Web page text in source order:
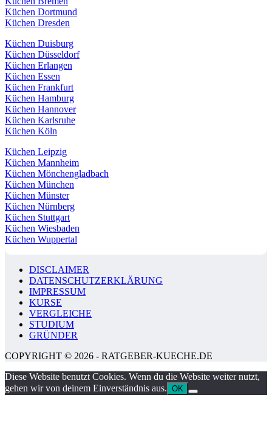
Küchen Dortmund
Küchen Dresden
Küchen Duisburg
Küchen Düsseldorf
Küchen Erlangen
Küchen Essen
Küchen Frankfurt
Küchen Hamburg
Küchen Hannover
Küchen Karlsruhe
Küchen Köln
Küchen Leipzig
Küchen Mannheim
Küchen Mönchengladbach
Küchen München
Küchen Münster
Küchen Nürnberg
Küchen Stuttgart
Küchen Wiesbaden
Küchen Wuppertal
DISCLAIMER
DATENSCHUTZERKLÄRUNG
IMPRESSUM
KURSE
VERGLEICHE
STUDIUM
GRÜNDER
COPYRIGHT © 2026 - RATGEBER-KUECHE.DE
Diese Website benutzt Cookies. Wenn du die Website weiter nutzt,
gehen wir von deinem Einverständnis aus. OK